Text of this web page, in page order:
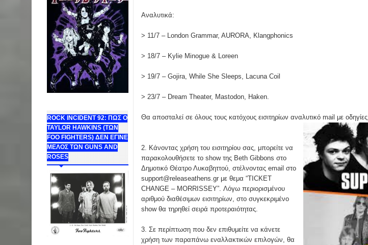
ROCK INCIDENT 92: ΠΩΣ Ο
TAYLOR HAWKINS (ΤΩΝ
FOO FIGHTERS) ΔΕΝ ΕΓΙΝΕ
ΜΕΛΟΣ ΤΩΝ GUNS AND
ROSES
Αναλυτικά:
> 11/7 – London Grammar, AURORA, Klangphonics
> 18/7 – Kylie Minogue & Loreen
> 19/7 – Gojira, While She Sleeps, Lacuna Coil
> 23/7 – Dream Theater, Mastodon, Haken.
Θα αποσταλεί σε όλους τους κατόχους εισιτηρίων αναλυτικό mail με οδηγίες.
2. Κάνοντας χρήση του εισιτηρίου σας, μπορείτε να
παρακολουθήσετε το show της Beth Gibbons στο
Δημοτικό Θέατρο Λυκαβηττού, στέλνοντας email στο
support@releaseathens.gr με θεμα “TICKET
CHANGE – MORRISSEY”. Λόγω περιορισμένου
αριθμού διαθέσιμων εισιτηρίων, στο συγκεκριμένο
show θα τηρηθεί σειρά προτεραιότητας.
3. Σε περίπτωση που δεν επιθυμείτε να κάνετε
χρήση των παραπάνω εναλλακτικών επιλογών, θα